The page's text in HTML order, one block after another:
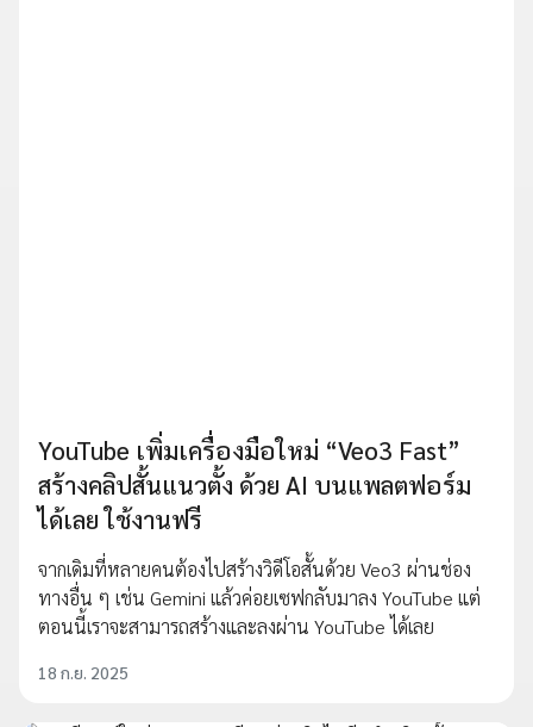
YouTube เพิ่มเครื่องมือใหม่ “Veo3 Fast”
สร้างคลิปสั้นแนวตั้ง ด้วย AI บนแพลตฟอร์ม
ได้เลย ใช้งานฟรี
จากเดิมที่หลายคนต้องไปสร้างวิดีโอสั้นด้วย Veo3 ผ่านช่อง
ทางอื่น ๆ เช่น Gemini แล้วค่อยเซฟกลับมาลง YouTube แต่
ตอนนี้เราจะสามารถสร้างและลงผ่าน YouTube ได้เลย
18 ก.ย. 2025